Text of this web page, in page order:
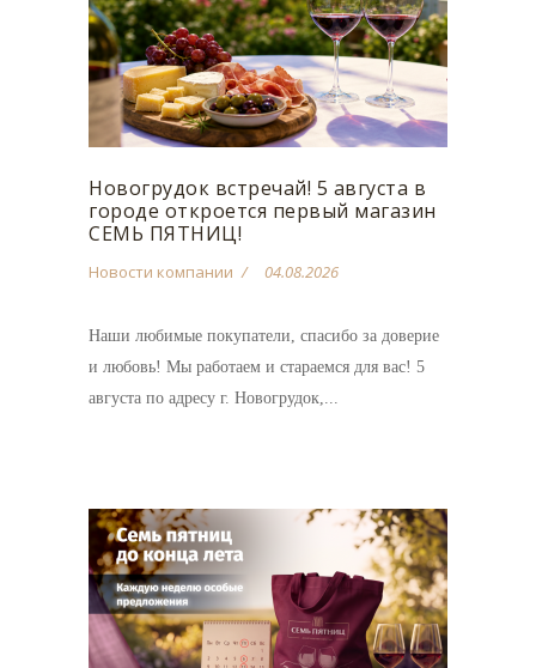
Новогрудок встречай! 5 августа в
городе откроется первый магазин
СЕМЬ ПЯТНИЦ!
Новости компании 04.08.2026
Наши любимые покупатели, спасибо за доверие
и любовь! Мы работаем и стараемся для вас! 5
августа по адресу г. Новогрудок,...